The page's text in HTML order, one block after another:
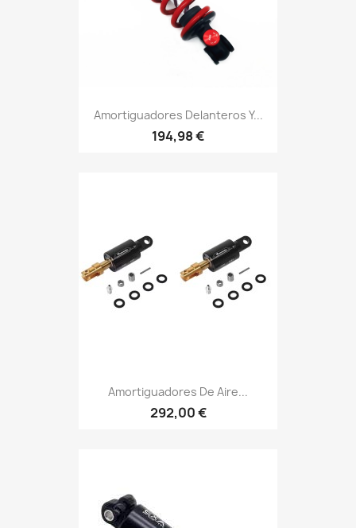
Amortiguadores Delanteros Y...
194,98 €
Amortiguadores De Aire...
292,00 €